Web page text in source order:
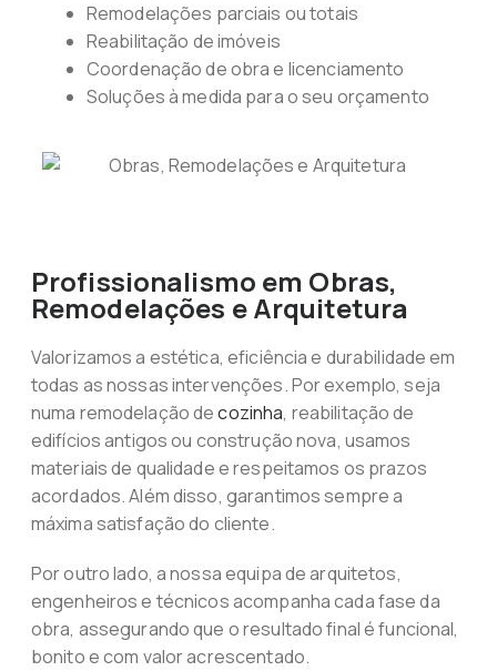
Remodelações parciais ou totais
Reabilitação de imóveis
Coordenação de obra e licenciamento
Soluções à medida para o seu orçamento
Profissionalismo em Obras,
Remodelações e Arquitetura
Valorizamos a estética, eficiência e durabilidade em
todas as nossas intervenções. Por exemplo, seja
numa remodelação decozinha, reabilitação de
edifícios antigos ou construção nova, usamos
materiais de qualidade e respeitamos os prazos
acordados. Além disso, garantimos sempre a
máxima satisfação do cliente.
Por outro lado, a nossa equipa de arquitetos,
engenheiros e técnicos acompanha cada fase da
obra, assegurando que o resultado final é funcional,
bonito e com valor acrescentado.